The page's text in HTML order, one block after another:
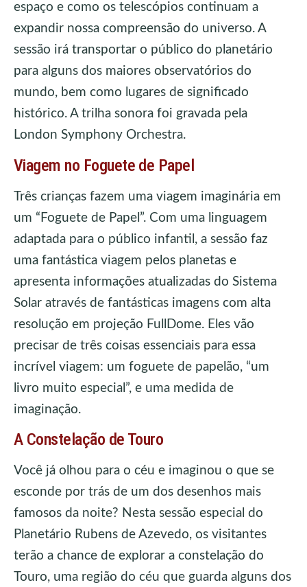
espaço e como os telescópios continuam a
expandir nossa compreensão do universo. A
sessão irá transportar o público do planetário
para alguns dos maiores observatórios do
mundo, bem como lugares de significado
histórico. A trilha sonora foi gravada pela
London Symphony Orchestra.
Viagem no Foguete de Papel
Três crianças fazem uma viagem imaginária em
um “Foguete de Papel”. Com uma linguagem
adaptada para o público infantil, a sessão faz
uma fantástica viagem pelos planetas e
apresenta informações atualizadas do Sistema
Solar através de fantásticas imagens com alta
resolução em projeção FullDome. Eles vão
precisar de três coisas essenciais para essa
incrível viagem: um foguete de papelão, “um
livro muito especial”, e uma medida de
imaginação.
A Constelação de Touro
Você já olhou para o céu e imaginou o que se
esconde por trás de um dos desenhos mais
famosos da noite? Nesta sessão especial do
Planetário Rubens de Azevedo, os visitantes
terão a chance de explorar a constelação do
Touro, uma região do céu que guarda alguns dos